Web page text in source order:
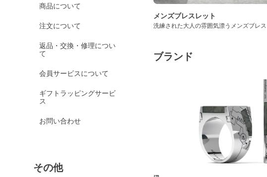
商品について
注文について
返品・交換・修理につい
て
会員サービスについて
ギフトラッピングサービ
ス
お問い合わせ
その他
メンズブレスレット
洗練された大人の雰囲気漂うメンズブレス
ブランド